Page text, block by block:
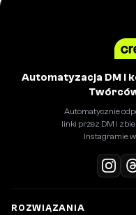
Automatyzacja DM i
Automatycznie
linki przez DM i
Instagramie
ROZWIĄZANIA